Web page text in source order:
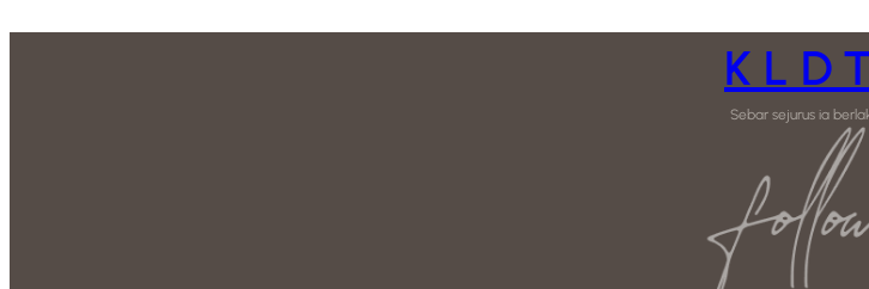
Sebar sejurus ia